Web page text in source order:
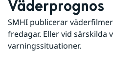
Väderprognos
SMHI publicerar
fredagar. Eller vid särskilda
varningssituationer.